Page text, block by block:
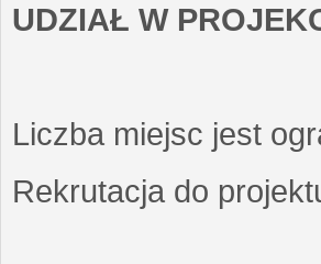
UDZIAŁ W
Liczba miejsc jest
Rekrutacja do